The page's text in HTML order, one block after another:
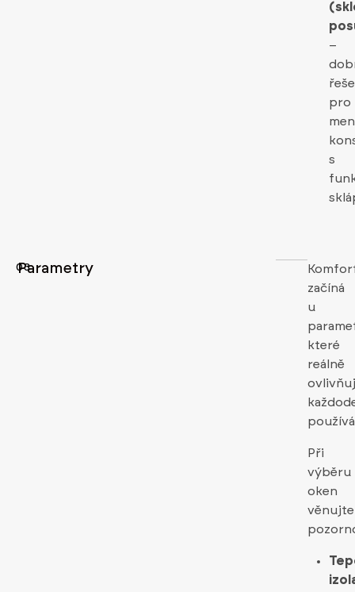
–
pro
s
03
Parametry
začíná
u
které
reálně
Při
výběru
oken
věnujte